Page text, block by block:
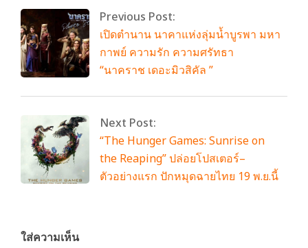
Previous Post:
เปิดตำนาน นาคาแห่งลุ่มน้ำบูรพา มหา
กาพย์ ความรัก ความศรัทธา
“นาคราช เดอะมิวสิคัล ”
Next Post:
“The Hunger Games: Sunrise on
the Reaping” ปล่อยโปสเตอร์–
ตัวอย่างแรก ปักหมุดฉายไทย 19 พ.ย.นี้
ใส่ความเห็น